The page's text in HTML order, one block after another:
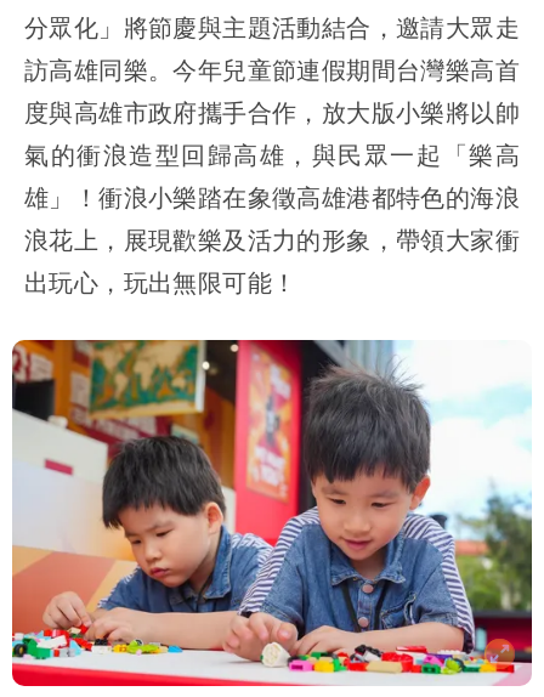
分眾化」將節慶與主題活動結合，邀請大眾走
訪高雄同樂。今年兒童節連假期間台灣樂高首
度與高雄市政府攜手合作，放大版小樂將以帥
氣的衝浪造型回歸高雄，與民眾一起「樂高
雄」！衝浪小樂踏在象徵高雄港都特色的海浪
浪花上，展現歡樂及活力的形象，帶領大家衝
出玩心，玩出無限可能！